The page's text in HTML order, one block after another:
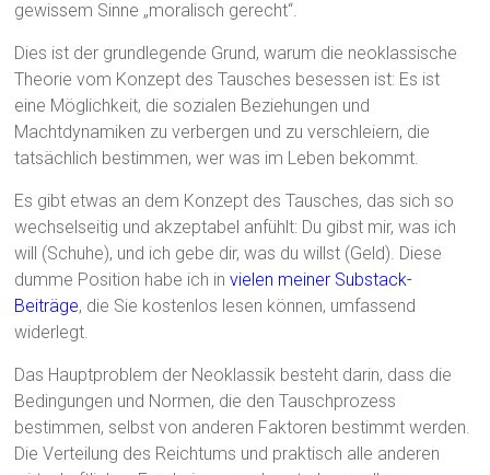
gewissem Sinne „moralisch gerecht“.
Dies ist der grundlegende Grund, warum die neoklassische
Theorie vom Konzept des Tausches besessen ist: Es ist
eine Möglichkeit, die sozialen Beziehungen und
Machtdynamiken zu verbergen und zu verschleiern, die
tatsächlich bestimmen, wer was im Leben bekommt.
Es gibt etwas an dem Konzept des Tausches, das sich so
wechselseitig und akzeptabel anfühlt: Du gibst mir, was ich
will (Schuhe), und ich gebe dir, was du willst (Geld). Diese
dumme Position habe ich invielen meiner Substack-
Beiträge, die Sie kostenlos lesen können, umfassend
widerlegt.
Das Hauptproblem der Neoklassik besteht darin, dass die
Bedingungen und Normen, die den Tauschprozess
bestimmen, selbst von anderen Faktoren bestimmt werden.
Die Verteilung des Reichtums und praktisch alle anderen